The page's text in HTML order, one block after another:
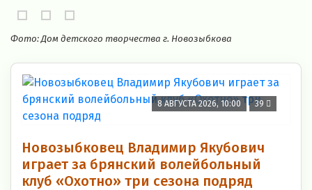
Фото: Дом детского творчества г. Новозыбкова
8 АВГУСТА 2026, 10:00 39
Новозыбковец Владимир Якубович
играет за брянский волейбольный
клуб «Охотно» три сезона подряд